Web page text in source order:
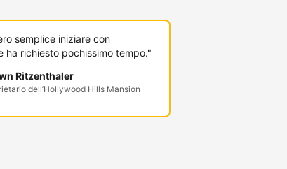
semplice iniziare con
ha richiesto pochissimo tempo."
Ritzenthaler
dell’Hollywood Hills Mansion